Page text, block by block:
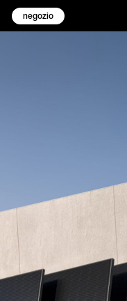
negozio